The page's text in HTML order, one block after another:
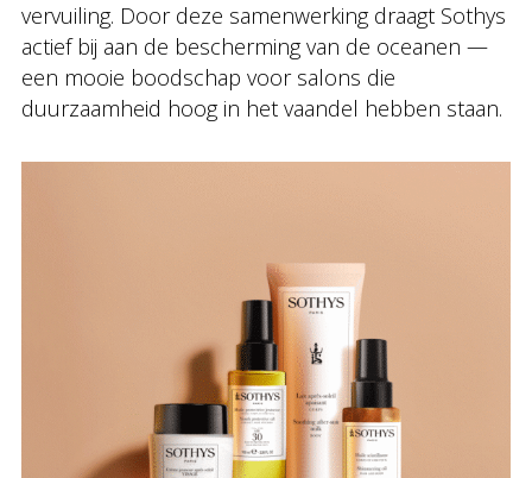
vervuiling. Door deze samenwerking draagt Sothys
actief bij aan de bescherming van de oceanen —
een mooie boodschap voor salons die
duurzaamheid hoog in het vaandel hebben staan.